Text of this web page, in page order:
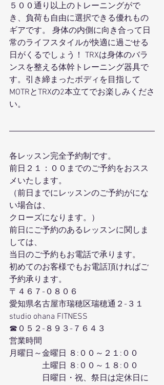
５００通り以上のトレーニングがで
き、負荷も自由に選択できる優れもの
ギアです。 身体の内側に向き合って日
常のライフスタイルが快適に過ごせる
日がくるでしょう！ TRXは身体のバラ
ンスを整える体幹トレーニング器具で
す。引き締まったボディを目指して
MOTRとTRXの2本立てでお楽しみくださ
い。
各レッスン完全予約制です。
前日２１：００までのご予約をおスス
メいたします。
（前日までにレッスンのご予約がにな
い場合は、
クローズになります。）
前日にご予約のあるレッスンに関しま
しては、
当日のご予約もお電話で承ります。
初めてのお客様でもお電話頂ければご
予約承ります。
〒４６７-０８０６
愛知県名古屋市瑞穂区瑞穂通２-３１
studio ohana FITNESS
☎０５２-８９３-７６４３
営業時間
月曜日～金曜日 ８:００～２１:００
土曜日 ８:００～１８:００
日曜日・祝、祭日は定休日に